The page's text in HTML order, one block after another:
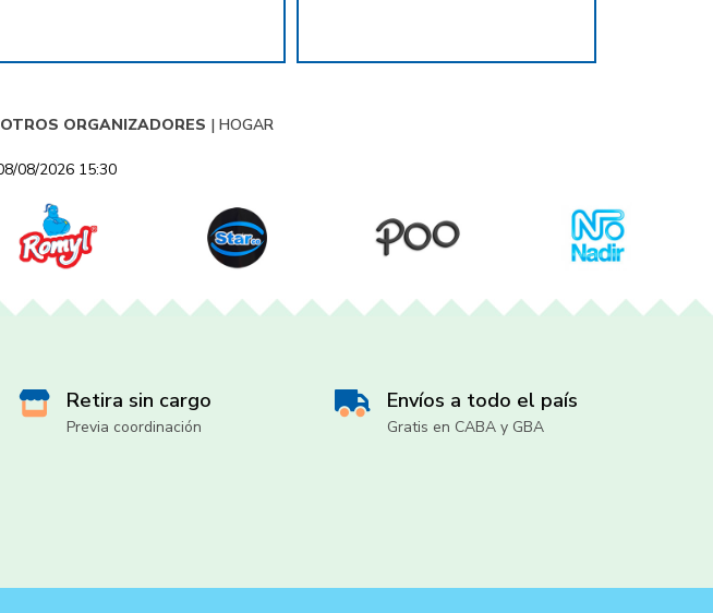
OTROS ORGANIZADORES | HOGAR
08/2026 15:30
Retira sin cargo
Previa coordinación
Envíos a todo el país
Gratis en CABA y GBA